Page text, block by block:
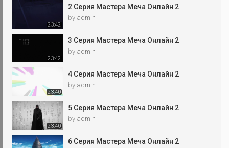
23:42
2 Серия Мастера Меча Онлайн 2
by admin
23:42
3 Серия Мастера Меча Онлайн 2
by admin
23:40
4 Серия Мастера Меча Онлайн 2
by admin
23:40
5 Серия Мастера Меча Онлайн 2
by admin
6 Серия Мастера Меча Онлайн 2